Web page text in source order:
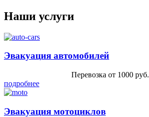
Наши услуги
Эвакуация автомобилей
Перевозка от 1000 руб.
подробнее
Эвакуация мотоциклов